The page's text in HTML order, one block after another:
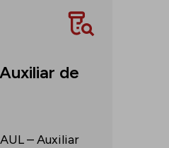
de
– Auxiliar